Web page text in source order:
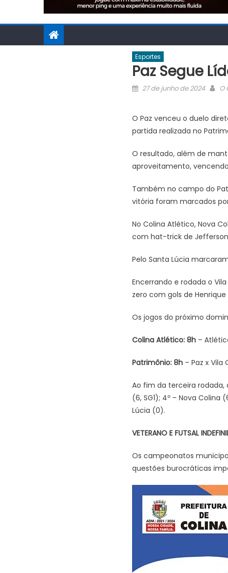
Esportes
Paz Segue
Posted
27 de junho de 2024 O
O Paz venceu o duelo
partida realizada no
O resultado, além de
aproveitamento,
Também no campo do
vitória foram marcados
No Colina Atlético, Nova
com hat-trick de
Pelo Santa Lúcia
Encerrando e rodada o
zero com gols de Henrique
Os jogos do próximo
Colina Atlético: 8h–
Patrimônio: 8h – Paz x Vila
Ao fim da terceira rodada,
(6, SG1); 4º – Nova Colina
Lúcia (0).
VETERANO E FUTSAL
Os campeonatos
questões burocráticas